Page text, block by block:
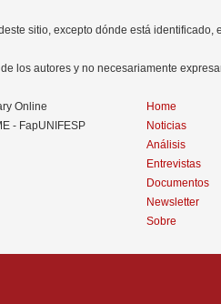
sitio, excepto dónde está identificado,
los autores y no necesariamente
Online
- FapUNIFESP
Home
Noticias
Análisis
Entrevistas
Documentos
Newsletter
Sobre